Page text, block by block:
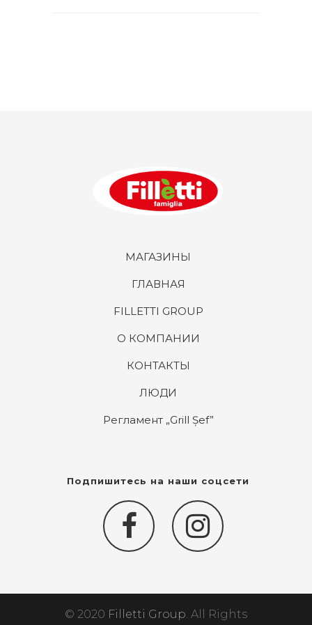
ГЛАВНАЯ
О КОМПАНИИ
ЛЮДИ
FILLETTI GROUP
КОНТАКТЫ
МАГАЗИНЫ
Регламент „Grill Șef”
Подпишитесь на наши соцсети
© 2020 Filletti Group. All Rights